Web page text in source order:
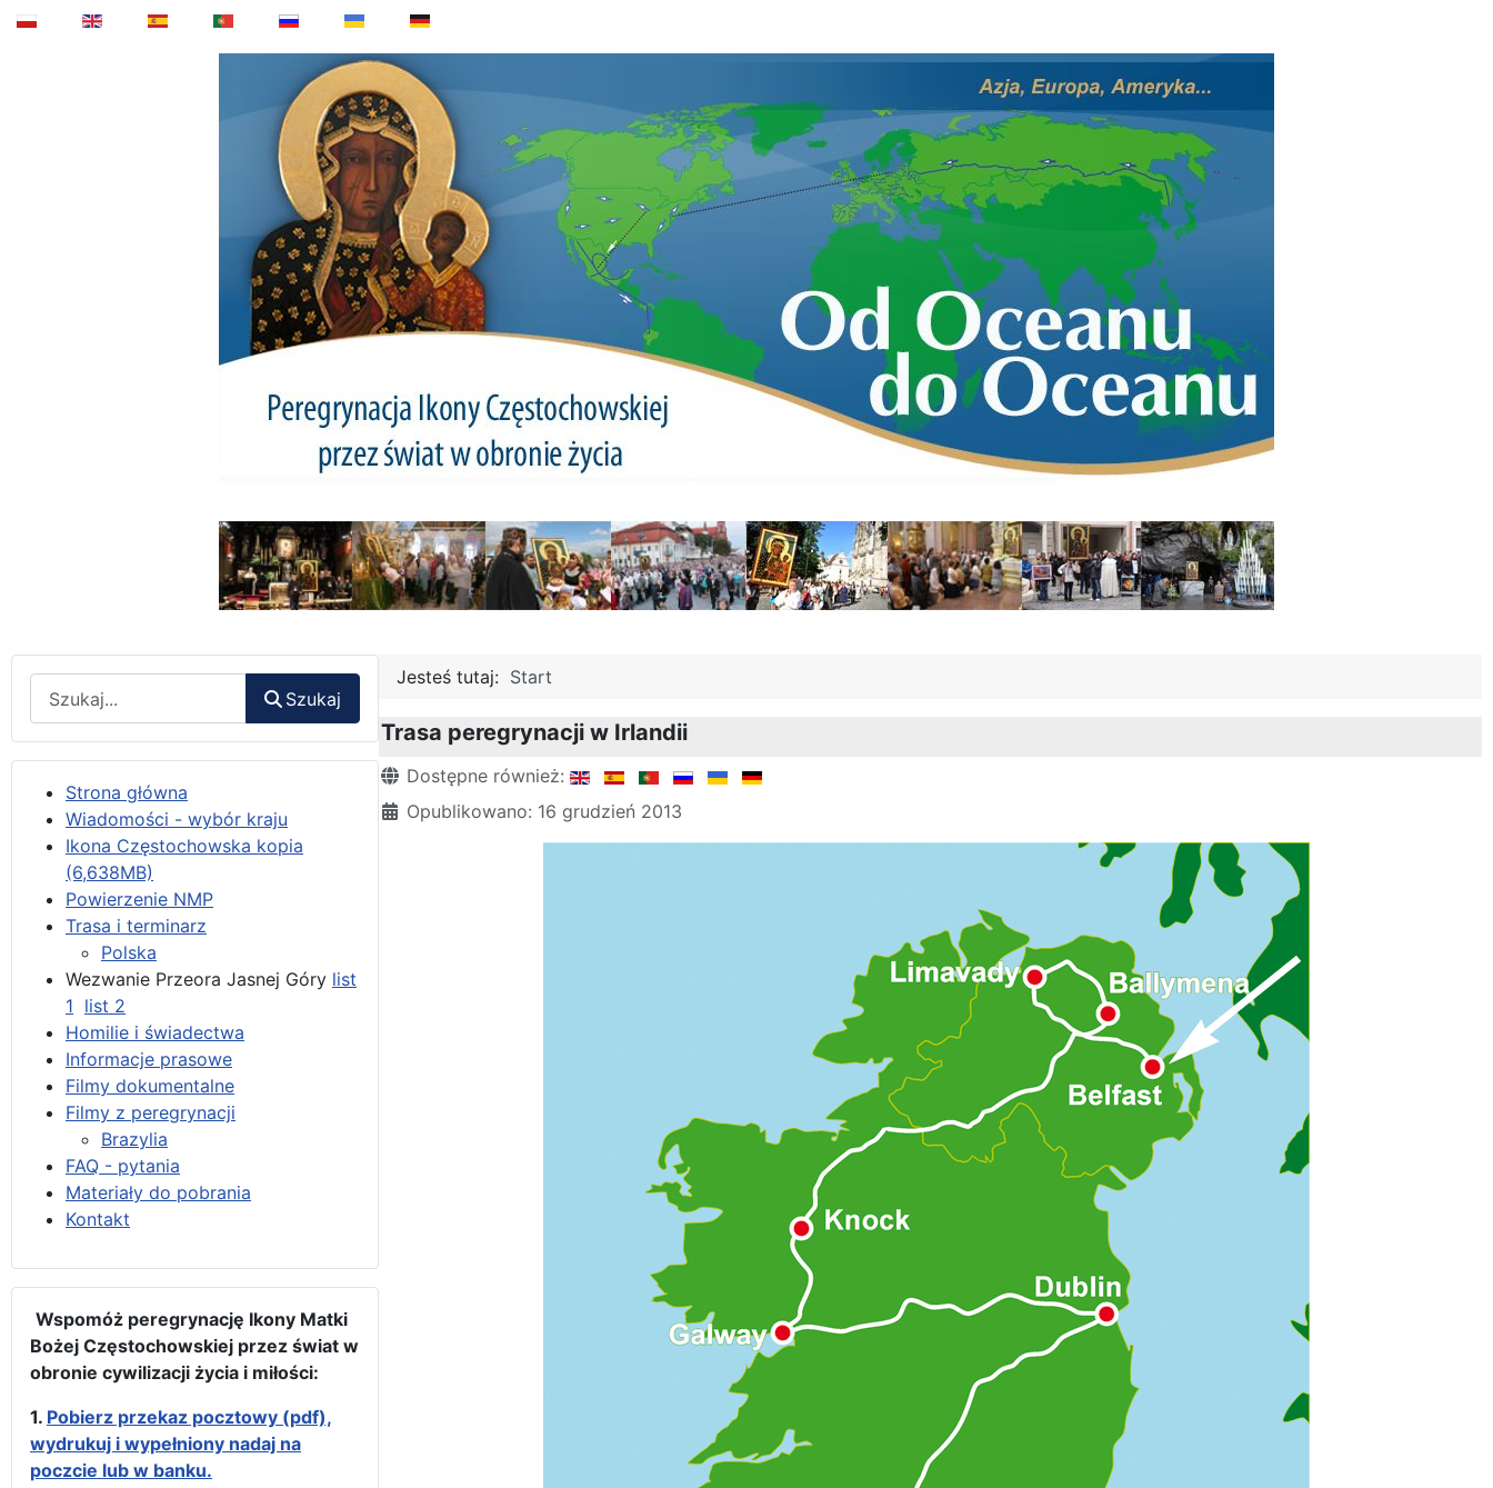
Szukaj
Strona główna
Wiadomości - wybór kraju
Ikona Częstochowska kopia
(6,638MB)
Powierzenie NMP
Trasa i terminarz
Polska
Wezwanie Przeora Jasnej Góry list
1 list 2
Homilie i świadectwa
Informacje prasowe
Filmy dokumentalne
Filmy z peregrynacji
Brazylia
FAQ - pytania
Materiały do pobrania
Kontakt
Wspomóż peregrynację Ikony Matki
Bożej Częstochowskiej przez świat w
obronie cywilizacji życia i miłości:
1. Pobierz przekaz pocztowy (pdf),
wydrukuj i wypełniony nadaj na
poczcie lub w banku.
Jesteś tutaj: Start
Trasa peregrynacji w Irlandii
Szczegóły
Dostępne również:
Opublikowano: 16 grudzień 2013